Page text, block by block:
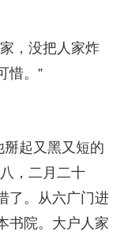
，没把人家炸
惜。”
掰起又黑又短的
，二月二十
了。从六广门进
书院。大户人家